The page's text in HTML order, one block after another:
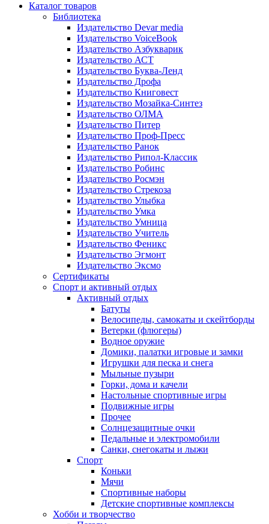
Каталог товаров
Библиотека
Издательство Devar media
Издательство VoiceBook
Издательство Азбукварик
Издательство АСТ
Издательство Буква-Ленд
Издательство Дрофа
Издательство Книговест
Издательство Мозайка-Синтез
Издательство ОЛМА
Издательство Питер
Издательство Проф-Пресс
Издательство Ранок
Издательство Рипол-Классик
Издательство Робинс
Издательство Росмэн
Издательство Стрекоза
Издательство Улыбка
Издательство Умка
Издательство Умница
Издательство Учитель
Издательство Феникс
Издательство Эгмонт
Издательство Эксмо
Сертификаты
Спорт и активный отдых
Активный отдых
Батуты
Велосипеды, самокаты и скейтборды
Ветерки (флюгеры)
Водное оружие
Домики, палатки игровые и замки
Игрушки для песка и снега
Мыльные пузыри
Горки, дома и качели
Настольные спортивные игры
Подвижные игры
Прочее
Солнцезащитные очки
Педальные и электромобили
Санки, снегокаты и лыжи
Спорт
Коньки
Мячи
Спортивные наборы
Детские спортивные комплексы
Хобби и творчество